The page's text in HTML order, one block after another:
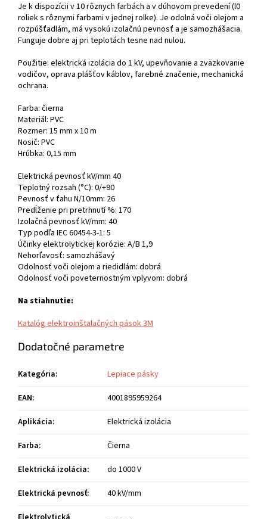
Je k dispozícii v 10 rôznych farbách a v dúhovom prevedení (l0
roliek s rôznymi farbami v jednej rolke). Je odolná voči olejom a
rozpúšťadlám, má vysokú izolačnú pevnosť a je samozhášacia.
Funguje dobre aj pri teplotách tesne nad nulou.
Použitie: elektrická izolácia do 1 kV, upevňovanie a zväzkovanie
vodičov, oprava plášťov káblov, farebné značenie, mechanická
ochrana.
Farba: čierna
Materiál: PVC
Rozmer: 15 mm x 10 m
Nosič: PVC
Hrúbka: 0,15 mm
Elektrická pevnosť kV/mm 40
Teplotný rozsah (°C): 0/+90
Pevnosť v ťahu N/10mm: 26
Predĺženie pri pretrhnutí %: 170
Izolačná pevnosť kV/mm: 40
Typ podľa IEC 60454-3-1: 5
Účinky elektrolytickej korózie: A/B 1,9
Nehorľavosť: samozhášavý
Odolnosť voči olejom a riedidlám: dobrá
Odolnosť voči poveternostným vplyvom: dobrá
Na stiahnutie:
Katalóg elektroinštalačných pások 3M
Dodatočné parametre
Kategória:
Lepiace pásky
EAN:
4001895959264
Aplikácia:
Elektrická izolácia
Farba:
Čierna
Elektrická izolácia:
do 1000 V
Elektrická pevnosť:
40 kV/mm